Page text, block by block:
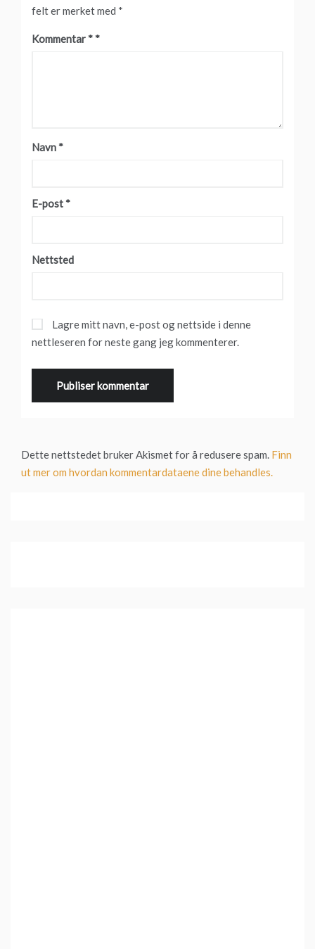
felt er merket med *
Kommentar *
Navn *
E-post *
Nettsted
Lagre mitt navn, e-post og nettside i denne
nettleseren for neste gang jeg kommenterer.
Dette nettstedet bruker Akismet for å redusere spam. Finn
ut mer om hvordan kommentardataene dine behandles.